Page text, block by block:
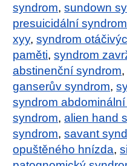
syndrom,sundown
presuicidální syndrom
xyy,syndrom
paměti,syndrom
abstinenční syndrom,
ganserův syndrom,
syndrom
syndrom,alien hand
syndrom,savant
opuštěného hnízda,